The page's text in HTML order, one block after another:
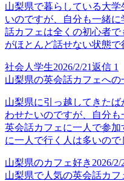
山梨県で暮らしている大
いのですが、自分も一緒
話カフェは全くの初心者
がほとんど話せない状態で
社会人学生2026/2/21返信 1
山梨県の英会話カフェへ
山梨県に引っ越してきた
わせたいのですが、自分も
英会話カフェに一人で参
に一人で行く人は多いので
山梨県のカフェ好き 2026/2/
山梨県で人気の英会話カ